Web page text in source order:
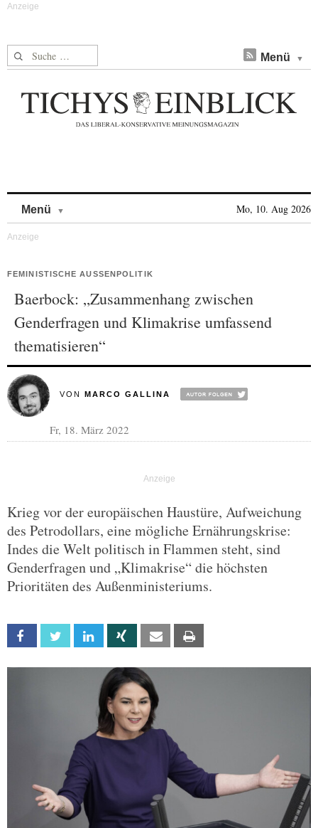
Suche nach: Menü
Menü Mo, 10. Aug 2026
FEMINISTISCHE AUSSENPOLITIK
Baerbock: „Zusammenhang zwischen
Genderfragen und Klimakrise umfassend
thematisieren“
VON MARCO GALLINA
Fr, 18. März 2022
Krieg vor der europäischen Haustüre, Aufweichung
des Petrodollars, eine mögliche Ernährungskrise:
Indes die Welt politisch in Flammen steht, sind
Genderfragen und „Klimakrise“ die höchsten
Prioritäten des Außenministeriums.
Facebook Twitter Linkedin Xing Email